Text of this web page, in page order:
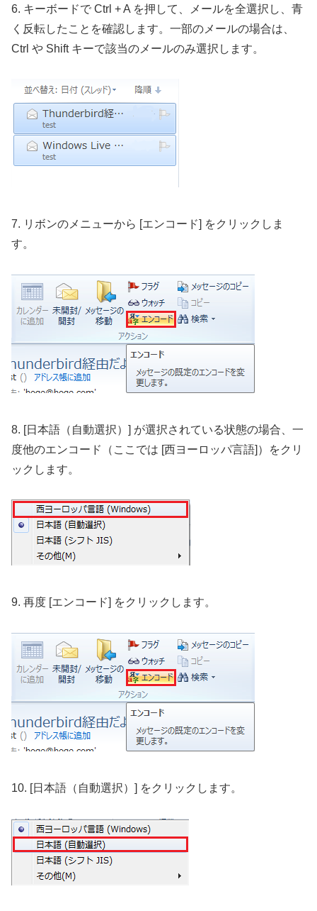
6. キーボードで Ctrl + A を押して、メールを全選択し、青
く反転したことを確認します。一部のメールの場合は、
Ctrl や Shift キーで該当のメールのみ選択します。
7. リボンのメニューから [エンコード] をクリックしま
す。
8. [日本語（自動選択）] が選択されている状態の場合、一
度他のエンコード（ここでは [西ヨーロッパ言語]）をクリ
ックします。
9. 再度 [エンコード] をクリックします。
10. [日本語（自動選択）] をクリックします。